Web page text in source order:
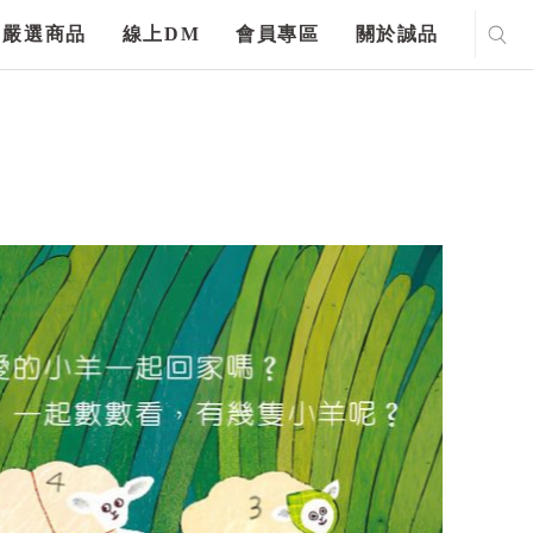
嚴選商品 線上DM 會員專區 關於誠品